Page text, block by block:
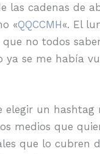
las cadenas de
«QQCCMH«. El
no todos
se me había
elegir un hashtag
medios que
que lo cubren